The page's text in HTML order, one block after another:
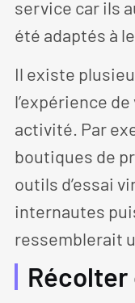
service car ils
été adaptés à
Il existe
l’expérience
activité. Par
boutiques de
outils d’essai
internautes
ressemblerait
Récolter